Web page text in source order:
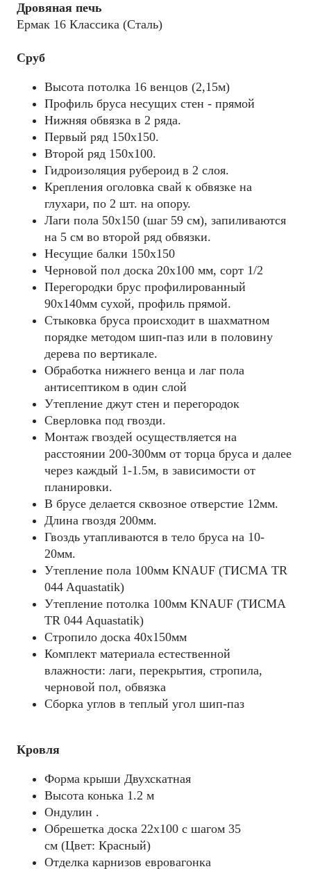
Дровяная печь
Ермак 16 Классика (Сталь)
Сруб
Высота потолка 16 венцов (2,15м)
Профиль бруса несущих стен - прямой
Нижняя обвязка в 2 ряда.
Первый ряд 150x150.
Второй ряд 150x100.
Гидроизоляция рубероид в 2 слоя.
Крепления оголовка свай к обвязке на
глухари, по 2 шт. на опору.
Лаги пола 50х150 (шаг 59 см), запиливаются
на 5 см во второй ряд обвязки.
Несущие балки 150x150
Черновой пол доска 20х100 мм, сорт 1/2
Перегородки брус профилированный
90х140мм сухой, профиль прямой.
Стыковка бруса происходит в шахматном
порядке методом шип-паз или в половину
дерева по вертикале.
Обработка нижнего венца и лаг пола
антисептиком в один слой
Утепление джут стен и перегородок
Сверловка под гвозди.
Монтаж гвоздей осуществляется на
расстоянии 200-300мм от торца бруса и далее
через каждый 1-1.5м, в зависимости от
планировки.
В брусе делается сквозное отверстие 12мм.
Длина гвоздя 200мм.
Гвоздь утапливаются в тело бруса на 10-
20мм.
Утепление пола 100мм KNAUF (ТИСМА TR
044 Aquastatik)
Утепление потолка 100мм KNAUF (ТИСМА
TR 044 Aquastatik)
Стропило доска 40x150мм
Комплект материала естественной
влажности: лаги, перекрытия, стропила,
черновой пол, обвязка
Сборка углов в теплый угол шип-паз
Кровля
Форма крыши Двухскатная
Высота конька 1.2 м
Ондулин .
Обрешетка доска 22х100 с шагом 35
см (Цвет: Красный)
Отделка карнизов евровагонка